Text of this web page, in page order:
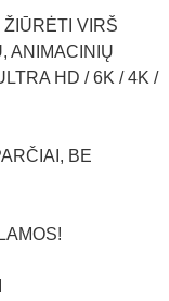
VIRŠ
ANIMACINIŲ
HD / 6K / 4K /
BE